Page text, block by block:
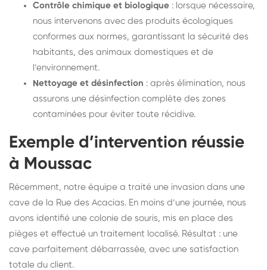
Contrôle chimique et biologique : lorsque nécessaire,
nous intervenons avec des produits écologiques
conformes aux normes, garantissant la sécurité des
habitants, des animaux domestiques et de
l’environnement.
Nettoyage et désinfection : après élimination, nous
assurons une désinfection complète des zones
contaminées pour éviter toute récidive.
Exemple d’intervention réussie
à Moussac
Récemment, notre équipe a traité une invasion dans une
cave de la Rue des Acacias. En moins d’une journée, nous
avons identifié une colonie de souris, mis en place des
pièges et effectué un traitement localisé. Résultat : une
cave parfaitement débarrassée, avec une satisfaction
totale du client.